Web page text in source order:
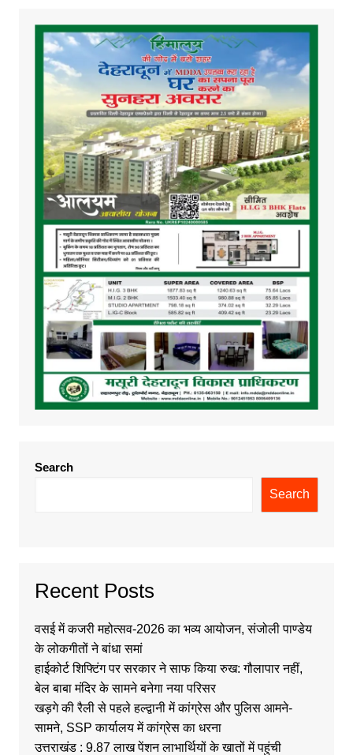
Search
Search
Recent Posts
वसई में कजरी महोत्सव-2026 का भव्य आयोजन, संजोली पाण्डेय
के लोकगीतों ने बांधा समां
हाईकोर्ट शिफ्टिंग पर सरकार ने साफ किया रुख: गौलापार नहीं,
बेल बाबा मंदिर के सामने बनेगा नया परिसर
खड़गे की रैली से पहले हल्द्वानी में कांग्रेस और पुलिस आमने-
सामने, SSP कार्यालय में कांग्रेस का धरना
उत्तराखंड : 9.87 लाख पेंशन लाभार्थियों के खातों में पहुंची